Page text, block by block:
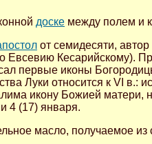
доске между полем и
от семидесяти,
Евсевию Кесарийскому).
первые иконы
Луки относится к VI
икону Божией матери,
4 (17) января.
масло, получаемое из